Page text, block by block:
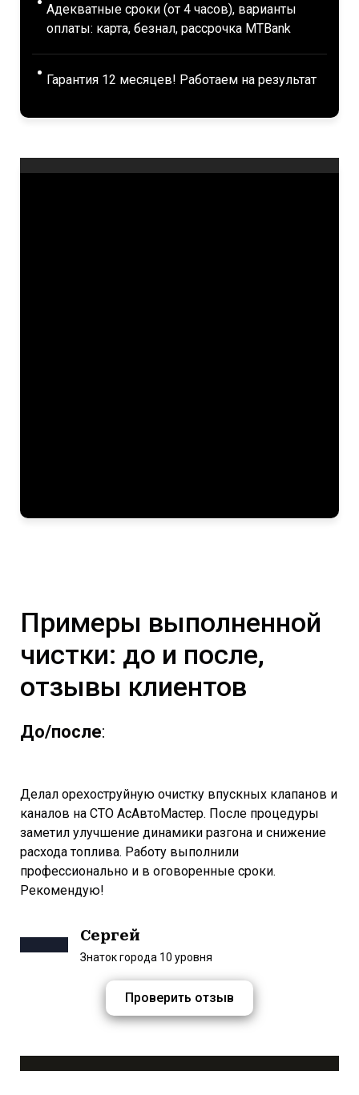
Адекватные сроки (от 4 часов), варианты
оплаты: карта, безнал, рассрочка MTBank
Гарантия 12 месяцев! Работаем на результат
Примеры выполненной
чистки: до и после,
отзывы клиентов
До/после:
Делал орехоструйную очистку впускных клапанов и
каналов на СТО АсАвтоМастер. После процедуры
заметил улучшение динамики разгона и снижение
расхода топлива. Работу выполнили
профессионально и в оговоренные сроки.
Рекомендую!
Сергей
Знаток города 10 уровня
Проверить отзыв